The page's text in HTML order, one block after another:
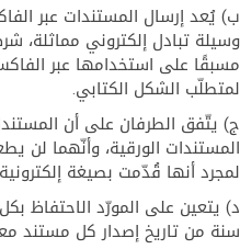
ب) يُعد إرسال المستندات عبر
وسيلة تبادل إلكتروني مماثلة،
مسبقًا على استخدامها عبر
لمتطلّب الشكل الكتابي.
ج) يتّفق الطرفان على أن
المستندات الورقية، وأنّهما لن
لمجرد أنها قُدّمت بصيغة
سنة من تاريخ إصدار كل مستند